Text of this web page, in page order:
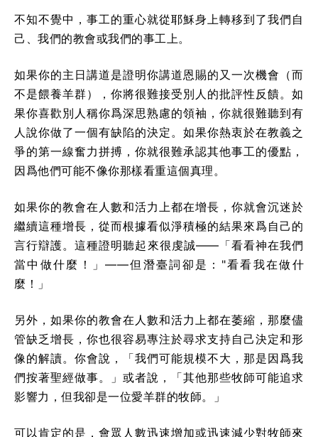
不知不覺中，事工的重心就從耶穌身上轉移到了我們自
己、我們的教會或我們的事工上。
如果你的主日講道是證明你講道恩賜的又一次機會（而
不是餵養羊群），你將很難接受別人的批評性反饋。如
果你喜歡別人稱你爲深思熟慮的領袖，你就很難聽到有
人說你做了一個有缺陷的決定。如果你熱衷於在教義之
爭的第一線奮力拼搏，你就很難承認其他事工的優點，
因爲他們可能不像你那樣看重這個真理。
如果你的教會在人數和活力上都在增長，你就會沉迷於
繼續這種增長，從而根據看似淨積極的結果來爲自己的
言行辯護。這種證明聽起來很虔誠——「看看神在我們
當中做什麼！」——但潛臺詞卻是："看看我在做什
麼！」
另外，如果你的教會在人數和活力上都在萎縮，那麼儘
管缺乏增長，你也很容易專注於尋求支持自己決定和形
像的解讀。你會說，「我們可能規模不大，那是因爲我
們按著聖經做事。」或者說，「其他那些牧師可能追求
影響力，但我卻是一位愛羊群的牧師。」
可以肯定的是，會眾人數迅速增加或迅速減少對牧師來